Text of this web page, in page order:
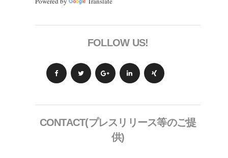
FOLLOW US!
CONTACT(プレスリリース等のご提
供)